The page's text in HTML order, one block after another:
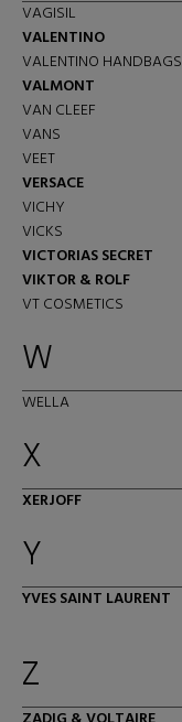
VAGISIL
VALENTINO
VALENTINO HANDBAGS
VALMONT
VAN CLEEF
VANS
VEET
VERSACE
VICHY
VICKS
VICTORIAS SECRET
VIKTOR & ROLF
VT COSMETICS
W
WELLA
X
XERJOFF
Y
YVES SAINT LAURENT
Z